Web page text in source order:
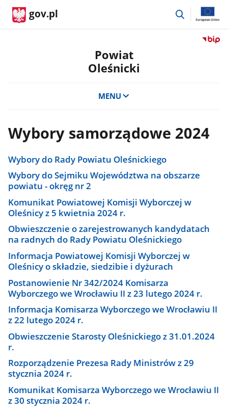
gov.pl
przejdź
Przejdź
Powiat
Oleśnicki
MENU
Wybory samorządowe 2024
Wybory do Rady Powiatu Oleśnickiego
Wybory do Sejmiku Województwa na obszarze
powiatu - okręg nr 2
Komunikat Powiatowej Komisji Wyborczej w
Oleśnicy z 5 kwietnia 2024 r.
Obwieszczenie o zarejestrowanych kandydatach
na radnych do Rady Powiatu Oleśnickiego
Informacja Powiatowej Komisji Wyborczej w
Oleśnicy o składzie, siedzibie i dyżurach
Postanowienie Nr 342/2024 Komisarza
Wyborczego we Wrocławiu II z 23 lutego 2024 r.
Informacja Komisarza Wyborczego we Wrocławiu II
z 22 lutego 2024 r.
Obwieszczenie Starosty Oleśnickiego z 31.01.2024
r.
Rozporządzenie Prezesa Rady Ministrów z 29
stycznia 2024 r.
Komunikat Komisarza Wyborczego we Wrocławiu II
z 30 stycznia 2024 r.